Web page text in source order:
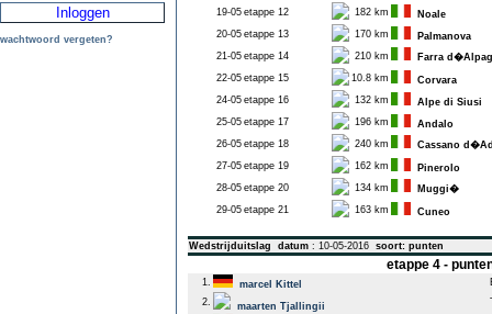
wachtwoord vergeten?
19-05 etappe 12 182 km
Noale
20-05 etappe 13 170 km
Palmanova
21-05 etappe 14 210 km
Farra
22-05 etappe 15 10.8 km
Corvara
24-05 etappe 16 132 km
Alpe di Siusi
25-05 etappe 17 196 km
Andalo
26-05 etappe 18 240 km
Cassano
27-05 etappe 19 162 km
Pinerolo
28-05 etappe 20 134 km
Muggi�
29-05 etappe 21 163 km Cuneo
Wedstrijduitslag datum : 10-05-2016 soort: punten
etappe 4 -
1. marcel Kittel
2.
maarten Tjallingii